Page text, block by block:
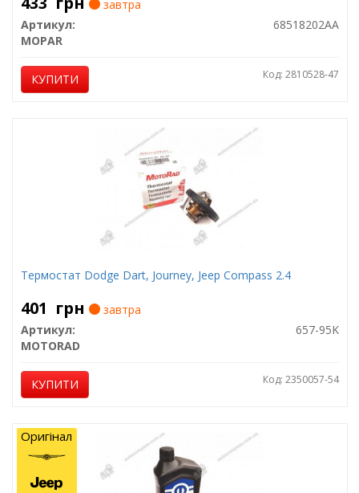
завтра
Артикул:
68518202AA
MOPAR
КУПИТИ Код: 2810528-47
Термостат Dodge Dart, Journey, Jeep Compass 2.4
401 грн
завтра
Артикул:
657-95K
MOTORAD
КУПИТИ Код: 2350057-54
Оригінал